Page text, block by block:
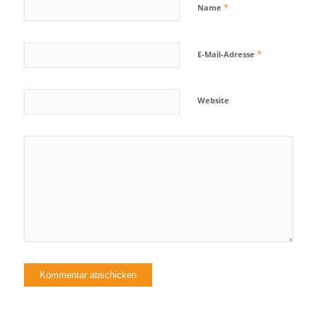
Name *
E-Mail-Adresse *
Website